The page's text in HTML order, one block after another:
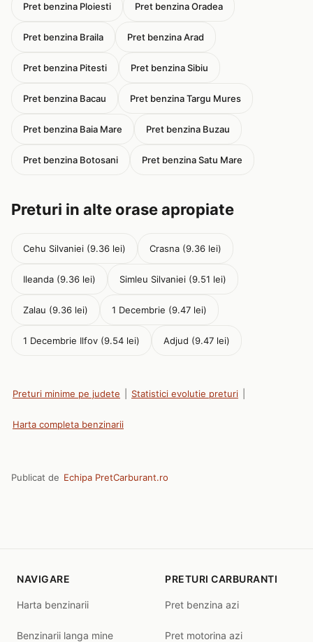
Pret benzina Ploiesti Pret benzina Oradea
Pret benzina Braila Pret benzina Arad
Pret benzina Pitesti Pret benzina Sibiu
Pret benzina Bacau Pret benzina Targu Mures
Pret benzina Baia Mare Pret benzina Buzau
Pret benzina Botosani Pret benzina Satu Mare
Preturi in alte orase apropiate
Cehu Silvaniei (9.36 lei) Crasna (9.36 lei)
Ileanda (9.36 lei) Simleu Silvaniei (9.51 lei)
Zalau (9.36 lei) 1 Decembrie (9.47 lei)
1 Decembrie Ilfov (9.54 lei) Adjud (9.47 lei)
Preturi minime pe judete Statistici evolutie preturi
Harta completa benzinarii
Publicat de Echipa PretCarburant.ro
NAVIGARE
Harta benzinarii
Benzinarii langa mine
PRETURI CARBURANTI
Pret benzina azi
Pret motorina azi